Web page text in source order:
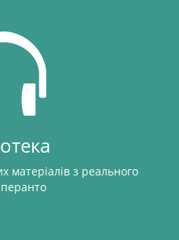
матеріалів з реального